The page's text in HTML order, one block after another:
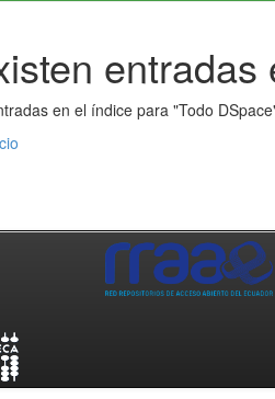
en el índice para "Todo